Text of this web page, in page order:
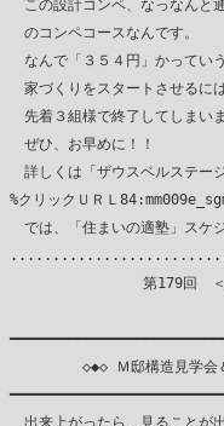
この設計コンペ、なっなんと
のコンペコースなんです。
なんで「３５４円」かってい
家づくりをスタートさせるに
先着３組様で終了してしまい
ぜひ、お早めに！！
詳しくは「ザウスベルステー
%クリックＵＲＬ
では、「住まいの適塾」スケ
第179回　＜土・日＞
◇◆◇ Ｍ邸構造見学会＆